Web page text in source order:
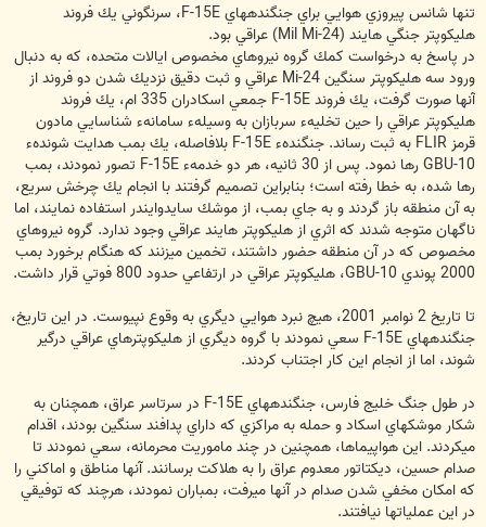
تنها شانس پيروزي هوايي براي جنگنده‏هاي F-15E، سرنگوني يك فروند
هليكوپتر جنگي هايند (Mil Mi-24) عراقي بود.
در پاسخ به درخواست كمك گروه نيروهاي مخصوص ايالات متحده، كه به دنبال
ورود سه هليكوپتر سنگين Mi-24 عراقي و ثبت دقيق نزديك شدن دو فروند از
آنها صورت گرفت، يك فروند F-15E جمعي اسكادران 335 ام، يك فروند
هليكوپتر عراقي را حين تخليهء سربازان به وسيلهء سامانهء شناسايي مادون
قرمز FLIR به ثبت رساند. جنگندهء F-15E بلافاصله، يك بمب هدايت شوندهء
GBU-10 رها نمود. پس از 30 ثانيه، هر دو خدمهء F-15E تصور نمودند، بمب
رها شده، به خطا رفته است؛ بنابراين تصميم گرفتند با انجام يك چرخش سريع،
به آن منطقه باز گردند و به جاي بمب، از موشك سايدوايندر استفاده نمايند، اما
ناگهان متوجه شدند كه اثري از هليكوپتر هايند عراقي وجود ندارد. گروه نيروهاي
مخصوص كه در آن منطقه حضور داشتند، تخمين مي‎زنند كه هنگام برخورد بمب
2000 پوندي GBU-10، هليكوپتر عراقي در ارتفاعي حدود 800 فوتي قرار داشت.
تا تاريخ 2 نوامبر 2001، هيچ نبرد هوايي ديگري به وقوع نپيوست. در اين تاريخ،
جنگنده‏هاي F-15E سعي نمودند با گروه ديگري از هليكوپترهاي عراقي درگير
شوند، اما از انجام اين كار اجتناب كردند.
در طول جنگ خليج فارس، جنگنده‏‎هاي F-15E در سرتاسر عراق، همچنان به
شكار موشكهاي اسكاد و حمله به مراكزي كه داراي پدافند سنگين بودند، اقدام
مي‏كردند. اين هواپيماها، همچنين در چند ماموريت محرمانه، سعي نمودند تا
صدام حسين، ديكتاتور معدوم عراق را به هلاكت برسانند. آنها مناطق و اماكني را
كه امكان مخفي شدن صدام در آنها مي‏رفت، بمباران نمودند، هرچند كه توفيقي
در اين عملياتها نيافتند.